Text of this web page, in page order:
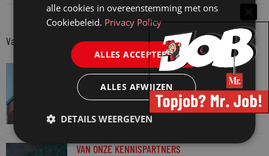
Van onze kennispartners
VAN ONZE KENNISPARTNERS
Van praktijk naar bewijs: hoe onderbouw je
keuzes tijdens een Wwft-audit?
7 augustus 2026
VAN ONZE KENNISPARTNERS
alle cookies in overeenstemming met ons
Cookiebeleid. Privacy Policy
ALLES ACCEPTEREN
ALLES AFWIJZEN
DETAILS WEERGEVEN